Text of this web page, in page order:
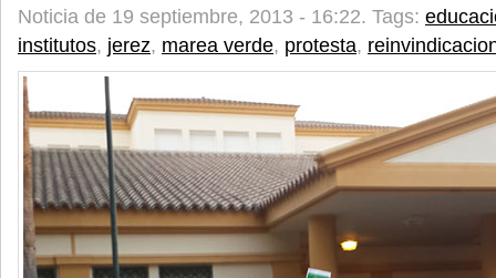
Noticia de 19 septiembre, 2013 - 16:22. Tags:
institutos, jerez, marea verde, protesta,